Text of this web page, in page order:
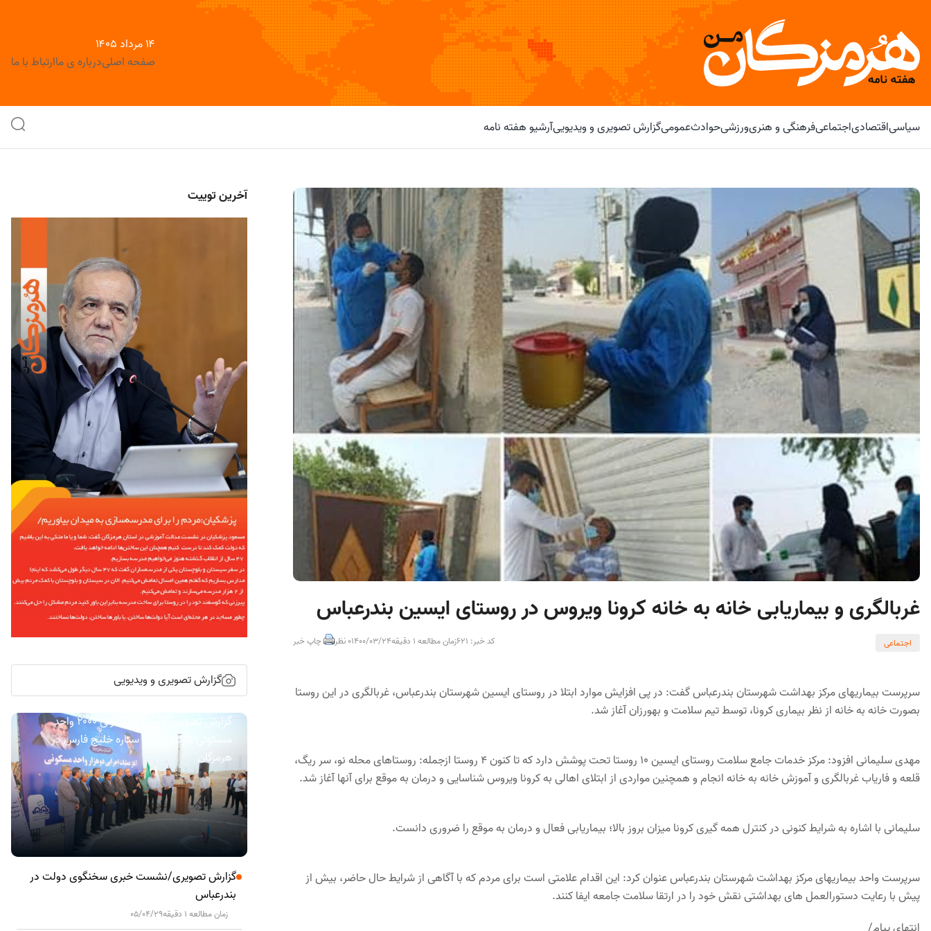
۱۴ مرداد ۱۴۰۵
صفحه اصلیدرباره ی ماارتباط با ما
سیاسیاقتصادیاجتماعیفرهنگی و هنریورزشیحوادثعمومیگزارش تصویری و ویدیوییآرشیو هفته نامه
غربالگری و بیماریابی خانه به خانه کرونا ویروس در روستای ایسین بندرعباس
اجتماعی کد خبر: 621 زمان مطالعه 1 دقیقه 1400/03/240 نظر چاپ خبر
سرپرست بیماریهای مرکز بهداشت شهرستان بندرعباس گفت: در پی افزایش موارد ابتلا در روستای ایسین شهرستان بندرعباس، غربالگری در این روستا
بصورت خانه به خانه از نظر بیماری کرونا، توسط تیم سلامت و بهورزان آغاز شد.
مهدی سلیمانی افزود: مرکز خدمات جامع سلامت روستای ایسین ۱۰ روستا تحت پوشش دارد که تا کنون ۴ روستا ازجمله: روستاهای محله نو، سر ریگ،
قلعه و فاریاب غربالگری و آموزش خانه به خانه انجام و همچنین مواردی از ابتلای اهالی به کرونا ویروس شناسایی و درمان به موقع برای آنها آغاز شد.
سلیمانی با اشاره به شرایط کنونی در کنترل همه گیری کرونا میزان بروز بالا؛ بیماریابی فعال و درمان به موقع را ضروری دانست.
سرپرست واحد بیماریهای مرکز بهداشت شهرستان بندرعباس عنوان کرد: این اقدام علامتی است برای مردم که با آگاهی از شرایط حال حاضر، بیش از
پیش با رعایت دستورالعمل های بهداشتی نقش خود را در ارتقا سلامت جامعه ایفا کنند.
آخرین توییت
گزارش تصویری و ویدیویی
گزارش تصویری/ آیین کلنگ زنی ۲۰۰۰ واحد
مسکونی کارکنان نفت ستاره خلیج فارس در
هرمزگان
گزارش تصویری/نشست خبری سخنگوی دولت در
بندرعباس
زمان مطالعه 1 دقیقه 05/04/29